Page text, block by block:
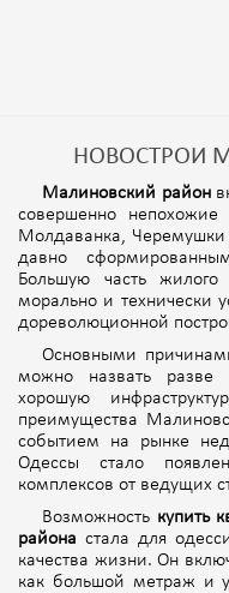
НОВОСТРОИ
Малиновский район
совершенно
Молдаванка,
давно
Большую часть
морально и технически
дореволюционной
Основными
можно назвать разве
хорошую
преимущества
событием на рынке
Одессы стало
комплексов от ведущих
Возможность купить
района стала для
качества жизни. Он
как большой метраж и